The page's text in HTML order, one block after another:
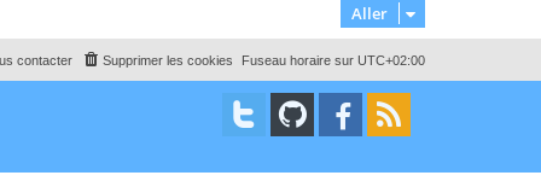
Aller
Fuseau horaire sur UTC+02:00
Supprimer les cookies
contacter